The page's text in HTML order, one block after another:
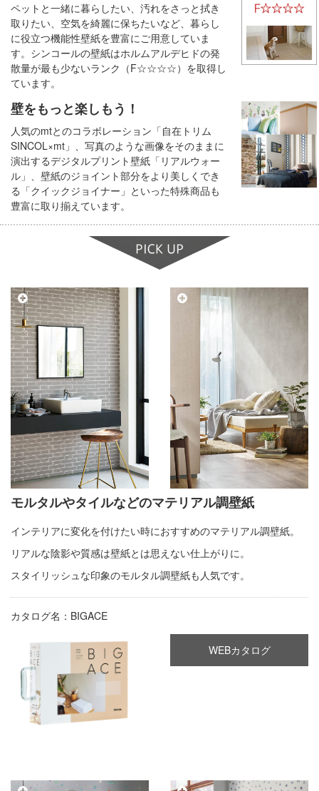
ペットと一緒に暮らしたい、汚れをさっと拭き
取りたい、空気を綺麗に保ちたいなど、暮らし
に役立つ機能性壁紙を豊富にご用意していま
す。シンコールの壁紙はホルムアルデヒドの発
散量が最も少ないランク（F☆☆☆☆）を取得し
ています。
壁をもっと楽しもう！
人気のmtとのコラボレーション「自在トリム
SINCOL×mt」、写真のような画像をそのままに
演出するデジタルプリント壁紙「リアルウォー
ル」、壁紙のジョイント部分をより美しくでき
る「クイックジョイナー」といった特殊商品も
豊富に取り揃えています。
モルタルやタイルなどのマテリアル調壁紙
インテリアに変化を付けたい時におすすめのマテリアル調壁紙。
リアルな陰影や質感は壁紙とは思えない仕上がりに。
スタイリッシュな印象のモルタル調壁紙も人気です。
カタログ名：BIGACE
WEBカタログ